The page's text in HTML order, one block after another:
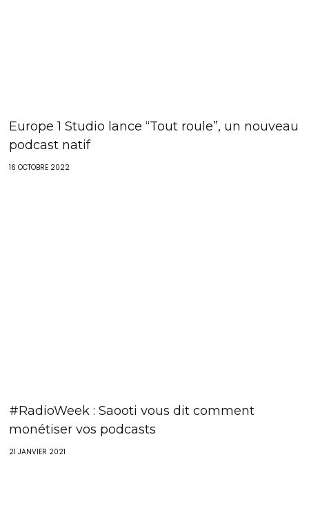
Europe 1 Studio lance “Tout roule”, un nouveau
podcast natif
16 OCTOBRE 2022
#RadioWeek : Saooti vous dit comment
monétiser vos podcasts
21 JANVIER 2021